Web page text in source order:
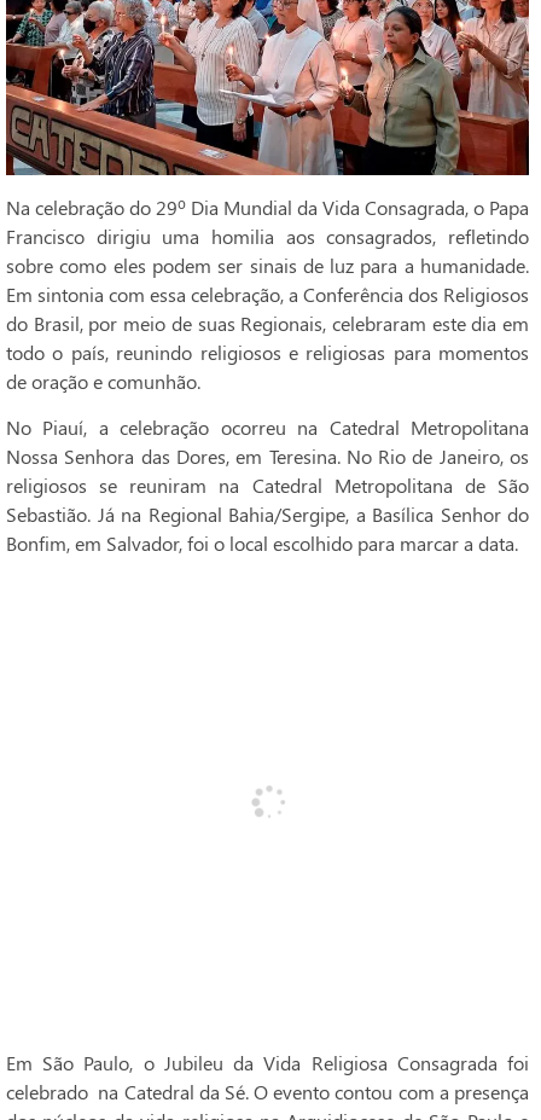
Na celebração do 29º Dia Mundial da Vida Consagrada, o Papa
Francisco dirigiu uma homilia aos consagrados, refletindo
sobre como eles podem ser sinais de luz para a humanidade.
Em sintonia com essa celebração, a Conferência dos Religiosos
do Brasil, por meio de suas Regionais, celebraram este dia em
todo o país, reunindo religiosos e religiosas para momentos
de oração e comunhão.
No Piauí, a celebração ocorreu na Catedral Metropolitana
Nossa Senhora das Dores, em Teresina. No Rio de Janeiro, os
religiosos se reuniram na Catedral Metropolitana de São
Sebastião. Já na Regional Bahia/Sergipe, a Basílica Senhor do
Bonfim, em Salvador, foi o local escolhido para marcar a data.
Em São Paulo, o Jubileu da Vida Religiosa Consagrada foi
celebrado na Catedral da Sé. O evento contou com a presença